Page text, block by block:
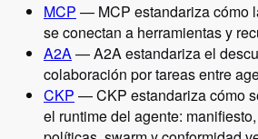
MCP — MCP estandariza cómo
se conectan a herramientas y
A2A—A2A estandariza el
colaboración por tareas entre
CKP —CKP estandariza cómo
el runtime del agente: